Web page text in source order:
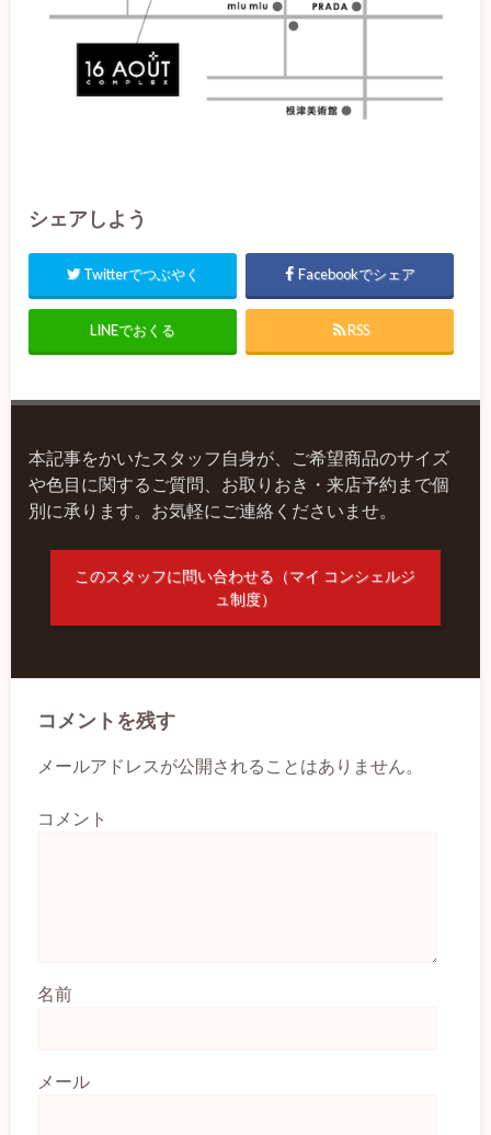
シェアしよう
Twitterでつぶやく Facebookでシェア
LINEでおくる RSS
本記事をかいたスタッフ自身が、ご希望商品のサイズ
や色目に関するご質問、お取りおき・来店予約まで個
別に承ります。お気軽にご連絡くださいませ。
このスタッフに問い合わせる（マイ コンシェルジ
ュ制度）
コメントを残す
メールアドレスが公開されることはありません。
コメント
名前
メール